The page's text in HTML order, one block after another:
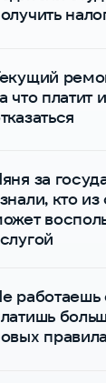
что платит
за
кто